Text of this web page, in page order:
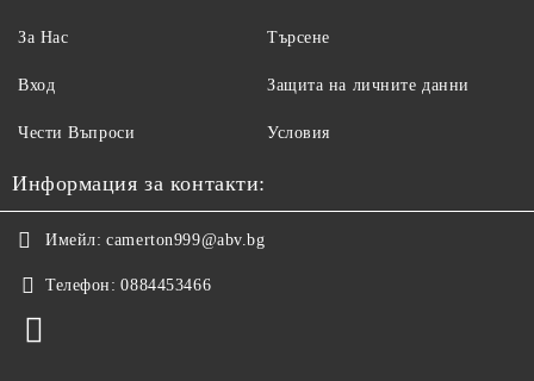
За Нас
Вход
Чести Въпроси
Търсене
Защита на личните данни
Условия
Информация за контакти:
Имейл: camerton999@abv.bg
Телефон: 0884453466